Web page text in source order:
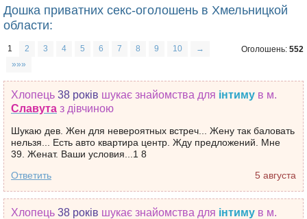
Дошка приватних секс-оголошень в Хмельницкой
области:
Оголошень: 552
1 2 3 4 5 6 7 8 9 10
→
»»»
Хлопець 38 років шукає знайомства для інтиму в м.
Славута з дівчиною
Шукаю дев. Жен для невероятных встреч... Жену так баловать
нельзя... Есть авто квартира центр. Жду предложений. Мне
39. Женат. Ваши условия...1 8
5 августа
Ответить
Хлопець 38 років шукає знайомства для інтиму в м.